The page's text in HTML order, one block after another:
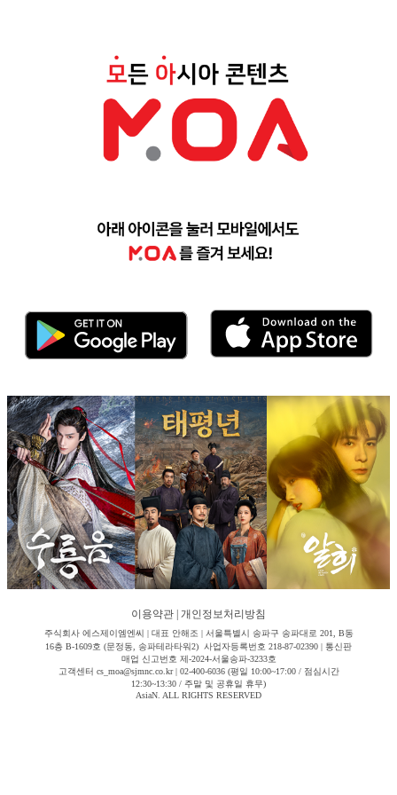
이용약관 개인정보처리방침
주식회사 에스제이엠엔씨 | 대표 안해조 | 서울특별시 송파구 송파대로 201, B동
16층 B-1609호 (문정동, 송파테라타워2) 사업자등록번호 218-87-02390 | 통신판
매업 신고번호 제-2024-서울송파-3233호
고객센터 cs_moa@sjmnc.co.kr | 02-400-6036 (평일 10:00~17:00 / 점심시간
12:30~13:30 / 주말 및 공휴일 휴무)
AsiaN. ALL RIGHTS RESERVED